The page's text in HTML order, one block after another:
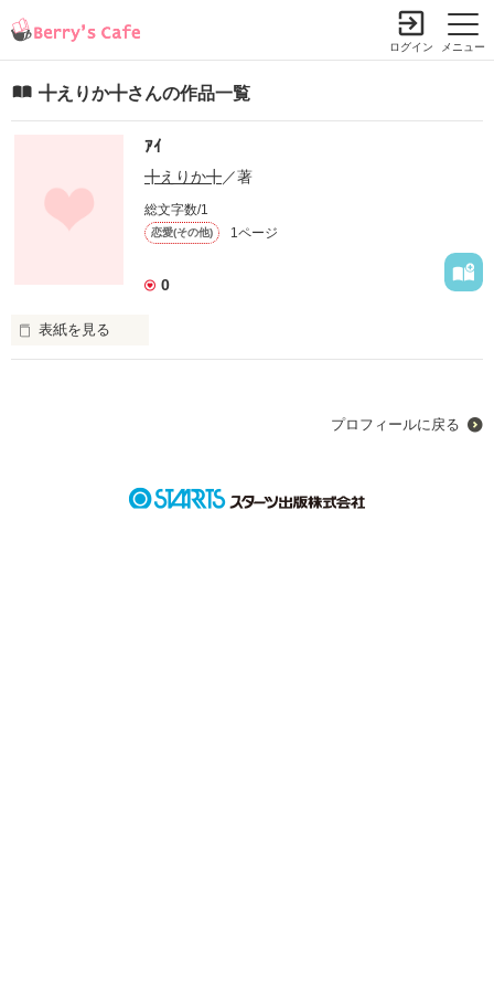
メニュー
ログイン
╋えりか╋さんの作品一覧
ｱｲ
╋えりか╋／著
総文字数/1
恋愛(その他) 1ページ
0
表紙を見る
プロフィールに戻る